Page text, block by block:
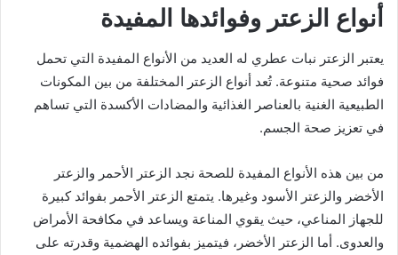
أنواع الزعتر وفوائدها المفيدة
يعتبر الزعتر نبات عطري له العديد من الأنواع المفيدة التي تحمل
فوائد صحية متنوعة. تُعد أنواع الزعتر المختلفة من بين المكونات
الطبيعية الغنية بالعناصر الغذائية والمضادات الأكسدة التي تساهم
في تعزيز صحة الجسم.
من بين هذه الأنواع المفيدة للصحة نجد الزعتر الأحمر والزعتر
الأخضر والزعتر الأسود وغيرها. يتمتع الزعتر الأحمر بفوائد كبيرة
للجهاز المناعي، حيث يقوي المناعة ويساعد في مكافحة الأمراض
والعدوى. أما الزعتر الأخضر، فيتميز بفوائده الهضمية وقدرته على